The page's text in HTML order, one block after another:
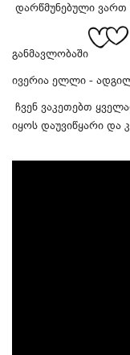
დარწმუნებული ვართ
განმავლობაში
ივერია ელლი -
ჩვენ ვაკეთებთ
იყოს დაუვიწყარი